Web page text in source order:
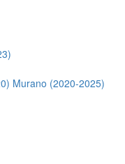
Murano (2020-2025)